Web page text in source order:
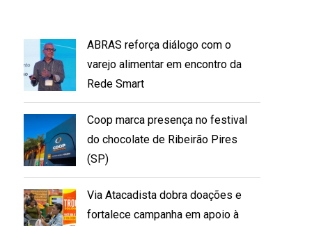
ABRAS reforça diálogo com o
varejo alimentar em encontro da
Rede Smart
Coop marca presença no festival
do chocolate de Ribeirão Pires
(SP)
Via Atacadista dobra doações e
fortalece campanha em apoio à